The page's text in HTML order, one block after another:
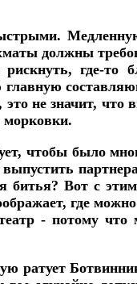
Медленную
должны
где-то
это не значит,
морковки.
чтобы было
выпустить
битья? Вот с
где
- потому
ратует